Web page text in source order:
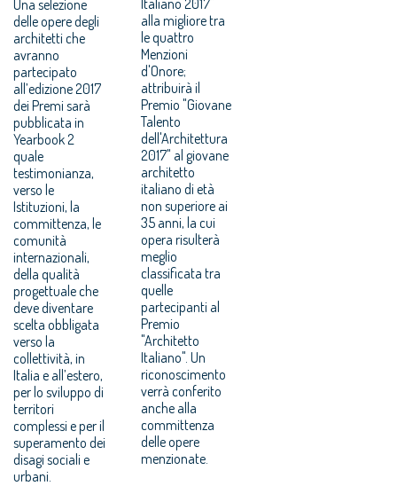
Una selezione
delle opere degli
architetti che
avranno
partecipato
all’edizione 2017
dei Premi sarà
pubblicata in
Yearbook 2
quale
testimonianza,
verso le
Istituzioni, la
committenza, le
comunità
internazionali,
della qualità
progettuale che
deve diventare
scelta obbligata
verso la
collettività, in
Italia e all’estero,
per lo sviluppo di
territori
complessi e per il
superamento dei
disagi sociali e
urbani.
alla migliore tra
le quattro
Menzioni
d'Onore;
attribuirà il
Premio "Giovane
Talento
dell'Architettura
2017" al giovane
architetto
italiano di età
non superiore ai
35 anni, la cui
opera risulterà
meglio
classificata tra
quelle
partecipanti al
Premio
"Architetto
Italiano". Un
riconoscimento
verrà conferito
anche alla
committenza
delle opere
menzionate.